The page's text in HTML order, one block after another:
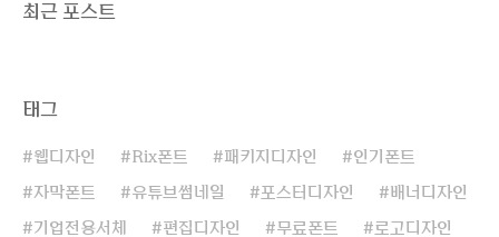
최근 포스트
태그
웹디자인 Rix폰트 패키지디자인 인기폰트
자막폰트 유튜브썸네일 포스터디자인 배너디자인
기업전용서체 편집디자인 무료폰트 로고디자인